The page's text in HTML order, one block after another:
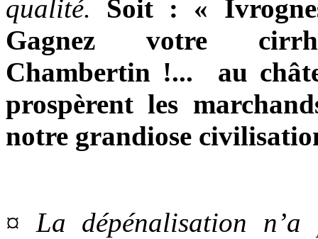
qualité. Soit : «
Gagnez votre
Chambertin !... au
prospèrent les
notre grandiose
¤ La dépénalisation